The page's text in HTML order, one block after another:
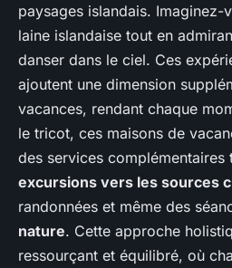
paysages islandais.
laine islandaise tout en
danser dans le ciel. Ces
ajoutent une dimension
vacances, rendant chaque
le tricot, ces maisons de
des services complémentaires
excursions vers les sources
randonnées et même des
nature. Cette approche
ressourçant et équilibré, où